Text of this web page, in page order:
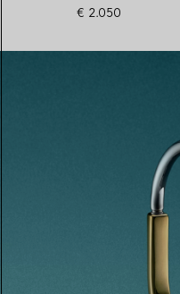
Sterlingsilber
€ 2.050